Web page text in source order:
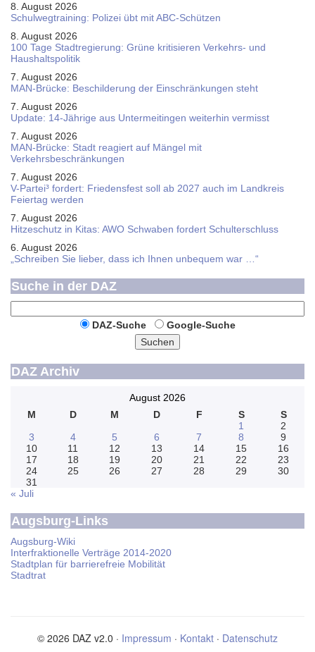
8. August 2026
Schul­weg­trai­ning: Poli­zei übt mit ABC-Schüt­zen
8. August 2026
100 Tage Stadtregierung: Grüne kritisieren Verkehrs- und
Haushaltspolitik
7. August 2026
MAN-Brücke: Beschilderung der Einschränkungen steht
7. August 2026
Update: 14-Jährige aus Untermeitingen weiterhin vermisst
7. August 2026
MAN-Brücke: Stadt reagiert auf Mängel mit
Verkehrsbeschränkungen
7. August 2026
V-Partei­³ fordert: Friedens­fest soll ab 2027 auch im Land­kreis
Feier­tag werden
7. August 2026
Hitzeschutz in Kitas: AWO Schwaben fordert Schulterschluss
6. August 2026
„Schreiben Sie lieber, dass ich Ihnen unbequem war …“
Suche in der DAZ
DAZ-Suche
Google-Suche
Suchen
DAZ Archiv
August 2026
M
D M D F S
S
1
2
3
4 5 6 7 8
9
10
11 12 13 14 15
16
17
18 19 20 21 22
23
24
25 26 27 28 29
30
31
« Juli
Augsburg-Links
Augsburg-Wiki
Interfraktionelle Verträge 2014-2020
Stadtplan für barrierefreie Mobilität
Stadtrat
© 2026 DAZ v2.0 · Impressum · Kontakt · Datenschutz